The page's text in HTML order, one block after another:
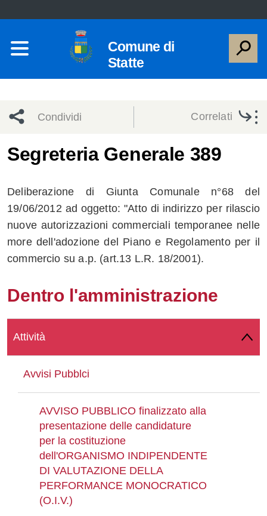
Comune di
Statte
Condividi
network
Condividi
Condividi
Facebook
su
Twitter
Condividi
su
Facebook
Condividi
su
Whatsapp
Correlati
Segreteria Generale 389
Deliberazione di Giunta Comunale n°68 del
19/06/2012 ad oggetto: "Atto di indirizzo per rilascio
nuove autorizzazioni commerciali temporanee nelle
more dell'adozione del Piano e Regolamento per il
commercio su a.p. (art.13 L.R. 18/2001).
Dentro l'amministrazione
Attività
Avvisi Pubblci
AVVISO PUBBLICO finalizzato alla
presentazione delle candidature
per la costituzione
dell'ORGANISMO INDIPENDENTE
DI VALUTAZIONE DELLA
PERFORMANCE MONOCRATICO
(O.I.V.)